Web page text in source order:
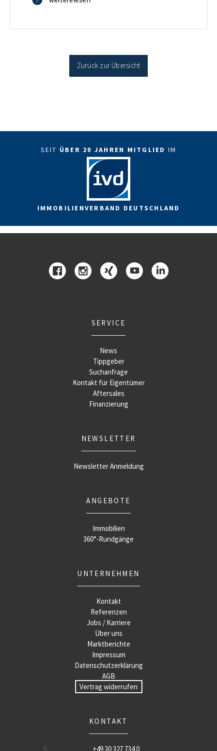
Antragstellende verpflichten sich zu energetischer
Sanierung in Einzelmaßnahmen […]
Zurück zur Übersicht
SEIT ÜBER 20 JAHREN MITGLIED IM
IMMOBILIENVERBAND DEUTSCHLAND
SERVICE
News
Tippgeber
Suchanfrage
Kontakt für Eigentümer
Aftersales
Finanzierung
NEWSLETTER
Newsletter Anmeldung
ANGEBOTE
Immobilien
360°-Rundgänge
UNTERNEHMEN
Kontakt
Referenzen
Jobs / Karriere
Über uns
Marktberichte
Impressum
Datenschutzerklärung
AGB
Vertrag widerrufen
KONTAKT
+49 30 327 734 0